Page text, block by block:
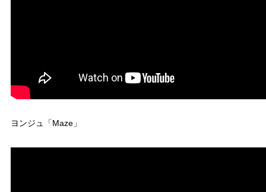
ヨンジュ「Maze」